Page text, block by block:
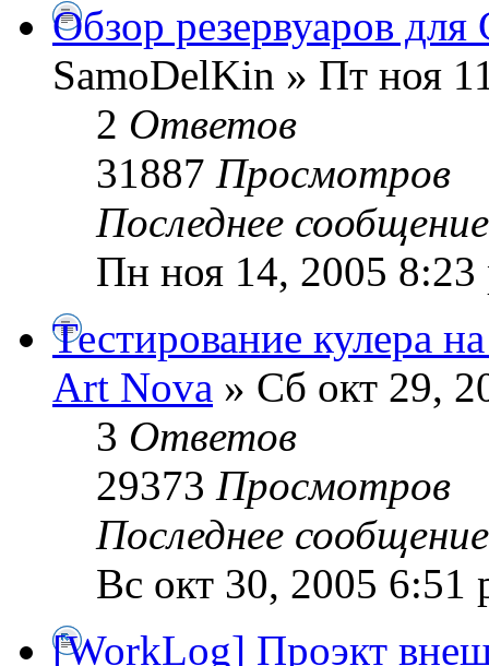
Обзор резервуаров
SamoDelKin » Пт ноя
2 Ответов
31887 Просмотров
Последнее
Пн ноя 14, 2005 8:23
Тестирование кулера
Art Nova » Сб окт 29,
3 Ответов
29373 Просмотров
Последнее
Вс окт 30, 2005 6:51
[WorkLog] Проэкт